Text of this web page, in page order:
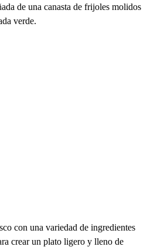
de una canasta de frijoles molidos
verde.
con una variedad de ingredientes
crear un plato ligero y lleno de